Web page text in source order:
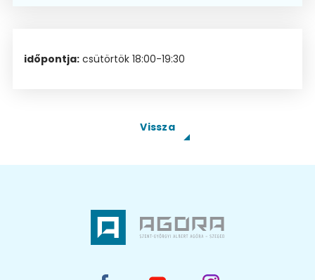
időpontja:csütörtök 18:00-19:30
Vissza